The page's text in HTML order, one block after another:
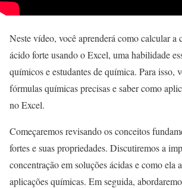
Neste vídeo, você aprenderá como calcular a
ácido forte usando o Excel, uma habilidade
químicos e estudantes de química. Para isso,
fórmulas químicas precisas e saber como
no Excel.
Começaremos revisando os conceitos
fortes e suas propriedades. Discutiremos a
concentração em soluções ácidas e como ela
aplicações químicas. Em seguida,